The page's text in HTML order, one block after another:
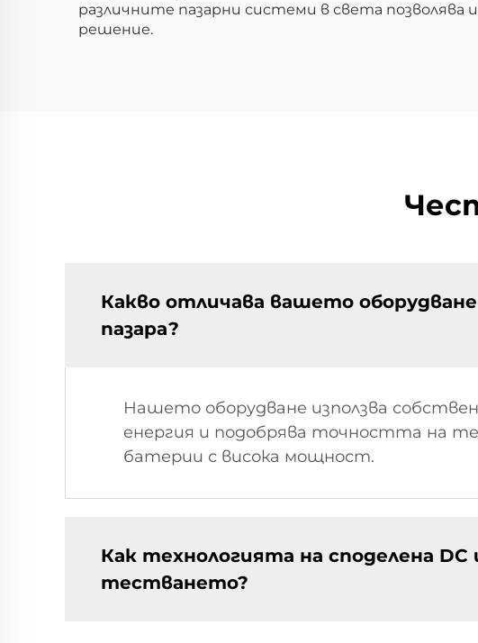
различните пазарни системи в света
решение.
Какво отличава вашето
пазара?
Нашето оборудване използва
енергия и подобрява точността на
батерии с висока мощност.
Как технологията на споделена
тестването?